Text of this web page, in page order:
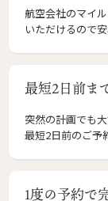
航空会社のマイ
いただけるので安
最短2日前ま
突然の計画でも大
最短2日前のご予
1度の予約で